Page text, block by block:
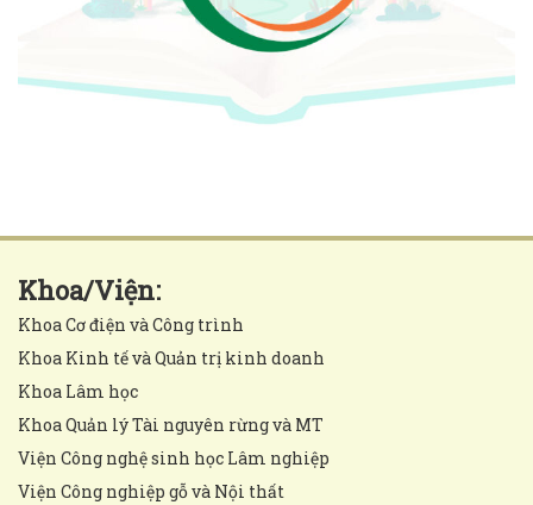
Khoa/Viện:
Khoa Cơ điện và Công trình
Khoa Kinh tế và Quản trị kinh doanh
Khoa Lâm học
Khoa Quản lý Tài nguyên rừng và MT
Viện Công nghệ sinh học Lâm nghiệp
Viện Công nghiệp gỗ và Nội thất